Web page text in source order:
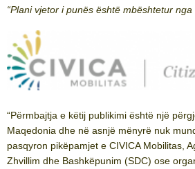
“Plani vjetor i punës është mbështetur nga
“Përmbajtja e këtij publikimi është një
Maqedonia dhe në asnjë mënyrë nuk
pasqyron pikëpamjet e CIVICA Mobilitas,
Zhvillim dhe Bashkëpunim (SDC) ose